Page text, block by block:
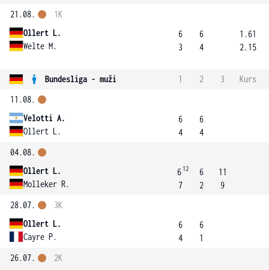
21.08.
Ollert L.
Welte M.
1K
6
3
6
4
1.61
2.15
Bundesliga - muži 1 2 3
Kurs
11.08.
Velotti A.
Ollert L.
6
4
6
4
04.08.
Ollert L.
Molleker R.
6 12
7
6
2
11
9
28.07.
Ollert L.
Cayre P.
3K
6
4
6
1
26.07.
2K